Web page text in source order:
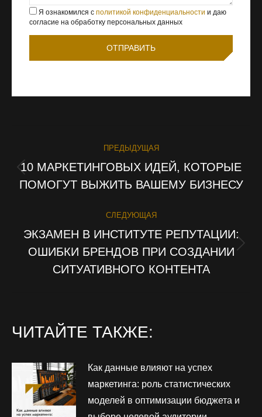
Я ознакомился с политикой конфиденциальности и даю
согласие на обработку персональных данных
ПО
ЗАПИСЯМ
ПРЕДЫДУЩАЯ
Предыдущая
запись:
10 МАРКЕТИНГОВЫХ ИДЕЙ, КОТОРЫЕ
ПОМОГУТ ВЫЖИТЬ ВАШЕМУ БИЗНЕСУ
СЛЕДУЮЩАЯ
Следующая
запись:
ЭКЗАМЕН В ИНСТИТУТЕ РЕПУТАЦИИ:
ОШИБКИ БРЕНДОВ ПРИ СОЗДАНИИ
СИТУАТИВНОГО КОНТЕНТА
ЧИТАЙТЕ ТАКЖЕ:
Как данные влияют на успех
маркетинга: роль статистических
моделей в оптимизации бюджета и